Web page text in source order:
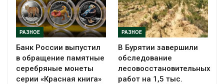
РАЗНОЕ
Банк России выпустил
в обращение памятные
серебряные монеты
серии «Красная книга»
РАЗНОЕ
В Бурятии завершили
обследование
лесовосстановительных
работ на 1,5 тыс.